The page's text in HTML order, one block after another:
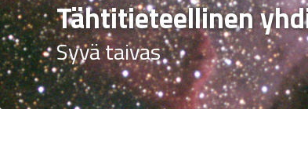
Tähtitieteellinen
Syvä taivas